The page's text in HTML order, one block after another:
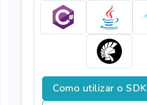
Como utilizar o SDK